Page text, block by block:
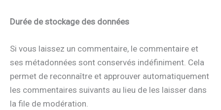
Durée de stockage des données
Si vous laissez un commentaire, le commentaire et
ses métadonnées sont conservés indéfiniment. Cela
permet de reconnaître et approuver automatiquement
les commentaires suivants au lieu de les laisser dans
la file de modération.